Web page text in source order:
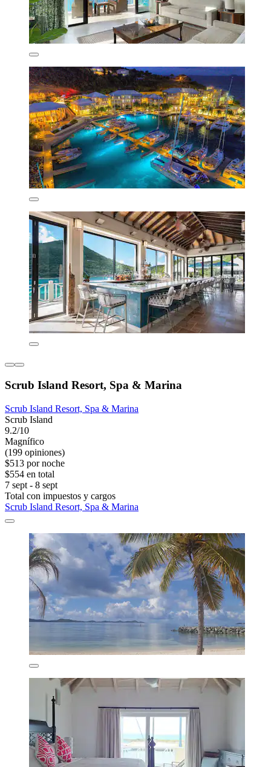
Scrub Island Resort, Spa & Marina
Scrub Island Resort, Spa & Marina
Scrub Island
9.2/10
Magnífico
(199 opiniones)
$513 por noche
$554 en total
7 sept - 8 sept
Total con impuestos y cargos
Scrub Island Resort, Spa & Marina